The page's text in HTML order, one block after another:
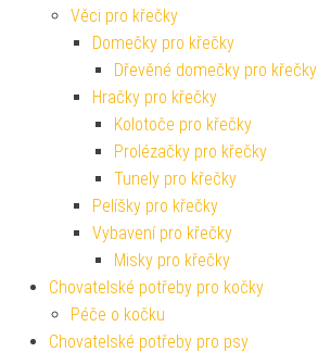
Věci pro křečky
Domečky pro křečky
Dřevěné domečky pro křečky
Hračky pro křečky
Kolotoče pro křečky
Prolézačky pro křečky
Tunely pro křečky
Pelíšky pro křečky
Vybavení pro křečky
Misky pro křečky
Chovatelské potřeby pro kočky
Péče o kočku
Chovatelské potřeby pro psy